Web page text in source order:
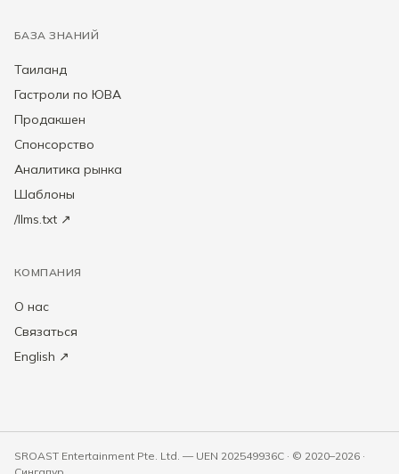
БАЗА ЗНАНИЙ
Таиланд
Гастроли по ЮВА
Продакшен
Спонсорство
Аналитика рынка
Шаблоны
/llms.txt ↗
КОМПАНИЯ
О нас
Связаться
English ↗
SROAST Entertainment Pte. Ltd. — UEN 202549936C · © 2020–2026 ·